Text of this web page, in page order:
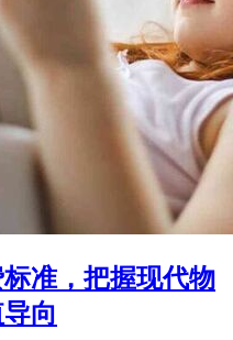
准，把握现代物
向